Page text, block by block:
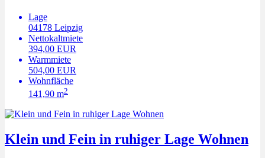
Lage
04178 Leipzig
Nettokaltmiete
394,00 EUR
Warmmiete
504,00 EUR
Wohnfläche
141,90 m2
Klein und Fein in ruhiger Lage Wohnen